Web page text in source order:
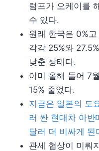
럼프가 오케이를
수 있다.
원래 한국은 0%
각각 25%와
낮춘 상태다.
이미 올해 들어 7
15% 줄었다.
지금은 일본의 도
러 싼 현대차 아
달러 더 비싸게 된
관세 협상이 미뤄